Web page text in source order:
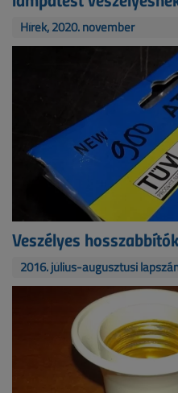
Hírek, 2020. november
Veszélyes
2016. július-augusztusi